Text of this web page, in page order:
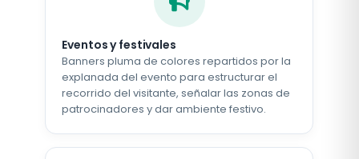
Eventos y festivales
Banners pluma de colores repartidos por la
explanada del evento para estructurar el
recorrido del visitante, señalar las zonas de
patrocinadores y dar ambiente festivo.